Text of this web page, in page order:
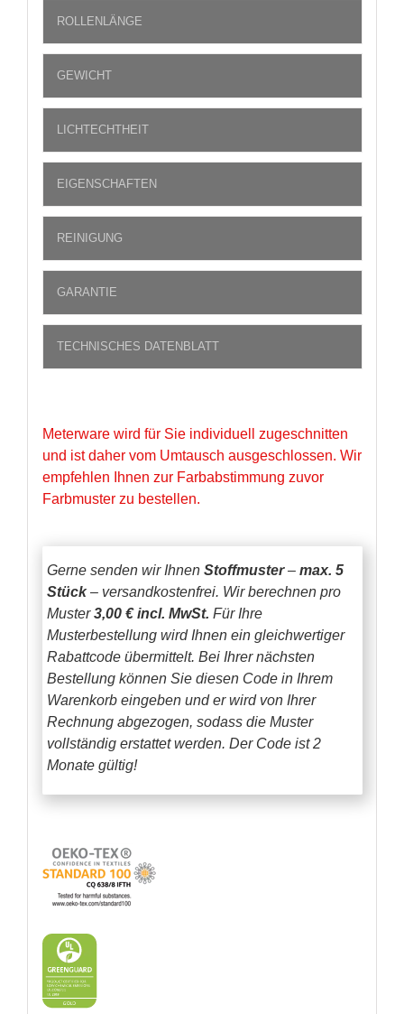
ROLLENLÄNGE
GEWICHT
LICHTECHTHEIT
EIGENSCHAFTEN
REINIGUNG
GARANTIE
TECHNISCHES DATENBLATT
Meterware wird für Sie individuell zugeschnitten
und ist daher vom Umtausch ausgeschlossen. Wir
empfehlen Ihnen zur Farbabstimmung zuvor
Farbmuster zu bestellen.
Gerne senden wir Ihnen Stoffmuster– max. 5
Stück– versandkostenfrei. Wir berechnen pro
Muster3,00 € incl. MwSt. Für Ihre
Musterbestellung wird Ihnen ein gleichwertiger
Rabattcode übermittelt. Bei Ihrer nächsten
Bestellung können Sie diesen Code in Ihrem
Warenkorb eingeben und er wird von Ihrer
Rechnung abgezogen, sodass die Muster
vollständig erstattet werden. Der Code ist 2
Monate gültig!